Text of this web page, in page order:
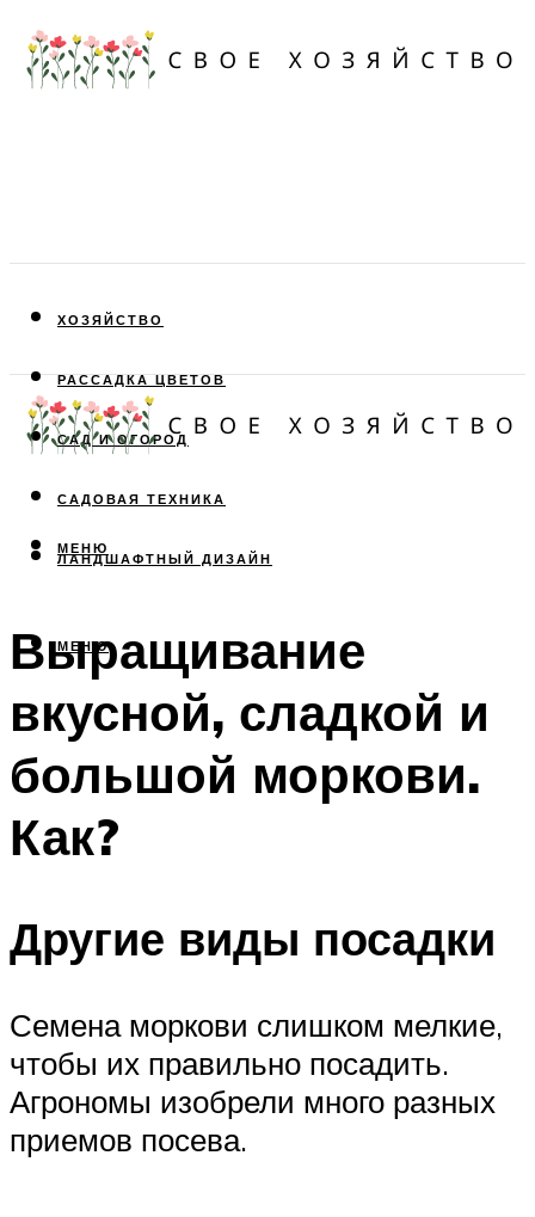
ХОЗЯЙСТВО
РАССАДКА ЦВЕТОВ
САД И ОГОРОД
САДОВАЯ ТЕХНИКА
ЛАНДШАФТНЫЙ ДИЗАЙН
МЕНЮ
МЕНЮ
Выращивание
вкусной, сладкой и
большой моркови.
Как?
Другие виды посадки
Семена моркови слишком мелкие,
чтобы их правильно посадить.
Агрономы изобрели много разных
приемов посева.